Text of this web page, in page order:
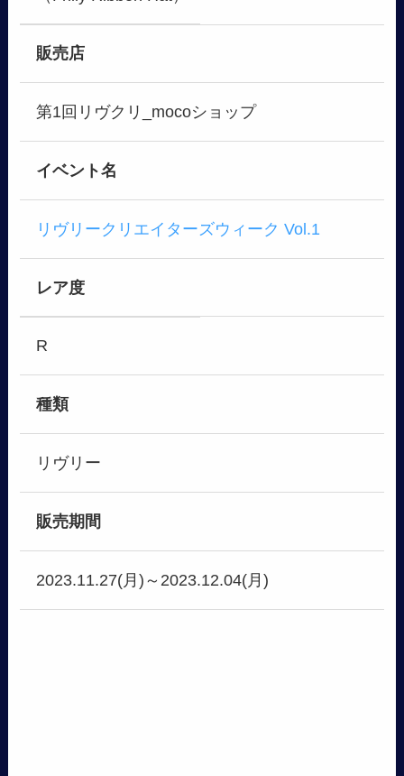
販売店
第1回リヴクリ_mocoショップ
イベント名
リヴリークリエイターズウィーク Vol.1
レア度
R
種類
リヴリー
販売期間
2023.11.27(月)～2023.12.04(月)